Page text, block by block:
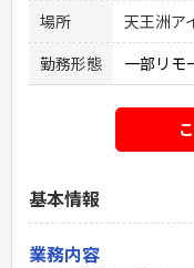
場所
天王洲ア
勤務形態
一部リモ
基本情報
業務内容